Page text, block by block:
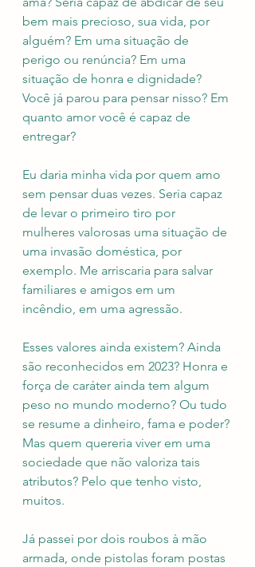
bem mais precioso, sua vida, por
alguém? Em uma situação de
perigo ou renúncia? Em uma
situação de honra e dignidade?
Você já parou para pensar nisso? Em
quanto amor você é capaz de
entregar?
Eu daria minha vida por quem amo
sem pensar duas vezes. Seria capaz
de levar o primeiro tiro por
mulheres valorosas uma situação de
uma invasão doméstica, por
exemplo. Me arriscaria para salvar
familiares e amigos em um
incêndio, em uma agressão.
Esses valores ainda existem? Ainda
são reconhecidos em 2023? Honra e
força de caráter ainda tem algum
peso no mundo moderno? Ou tudo
se resume a dinheiro, fama e poder?
Mas quem quereria viver em uma
sociedade que não valoriza tais
atributos? Pelo que tenho visto,
muitos.
Já passei por dois roubos à mão
armada, onde pistolas foram postas